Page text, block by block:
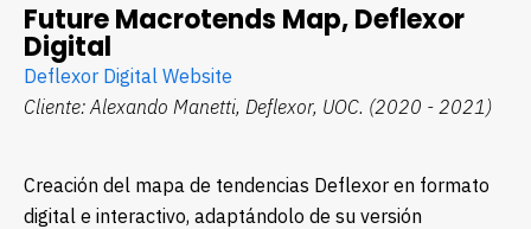
Future Macrotends Map, Deflexor
Digital
Deflexor Digital Website
Cliente: Alexando Manetti, Deflexor, UOC. (2020 - 2021)
Creación del mapa de tendencias Deflexor en formato
digital e interactivo, adaptándolo de su versión